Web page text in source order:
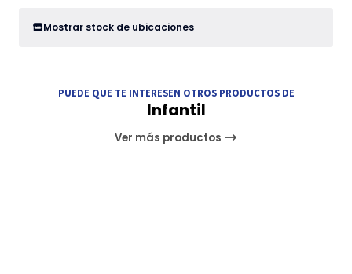
Mostrar stock de ubicaciones
PUEDE QUE TE INTERESEN OTROS PRODUCTOS DE
Infantil
Ver más productos